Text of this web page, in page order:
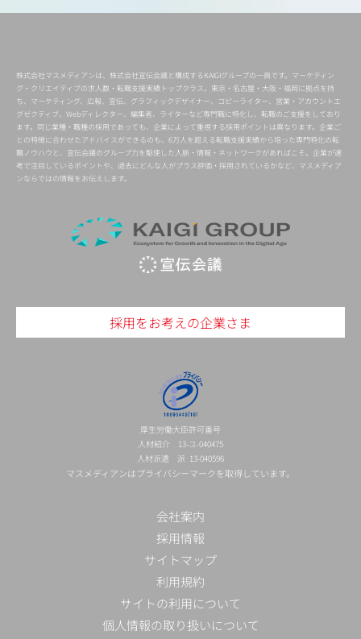
株式会社マスメディアンは、株式会社宣伝会議と構成するKAIGIグループの一員です。マーケティン
グ・クリエイティブの求人数・転職支援実績トップクラス。東京・名古屋・大阪・福岡に拠点を持
ち、マーケティング、広報、宣伝、グラフィックデザイナー、コピーライター、営業・アカウントエ
グゼクティブ、Webディレクター、編集者、ライターなど専門職に特化し、転職のご支援をしており
ます。同じ業種・職種の採用であっても、企業によって重視する採用ポイントは異なります。企業ご
との特徴に合わせたアドバイスができるのも、6万人を超える転職支援実績から培った専門特化の転
職ノウハウと、宣伝会議のグループ力を駆使した人脈・情報・ネットワークがあればこそ。企業が選
考で注目しているポイントや、過去にどんな人がプラス評価・採用されているかなど、マスメディア
ンならではの情報をお伝えします。
採用をお考えの企業さま
厚生労働大臣許可番号
人材紹介 13-ユ-040475
人材派遣 派 13-040596
マスメディアンはプライバシーマークを取得しています。
会社案内
採用情報
サイトマップ
利用規約
サイトの利用について
個人情報の取り扱いについて